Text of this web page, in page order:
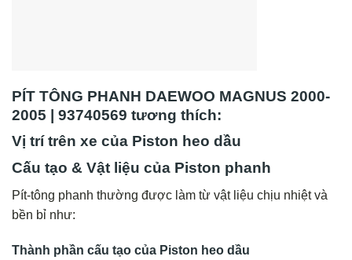
PÍT TÔNG PHANH DAEWOO MAGNUS 2000-
2005 | 93740569 tương thích:
Vị trí trên xe của Piston heo dầu
Cấu tạo & Vật liệu của Piston phanh
Pít-tông phanh thường được làm từ vật liệu chịu nhiệt và
bền bỉ như:
Thành phần cấu tạo của Piston heo dầu